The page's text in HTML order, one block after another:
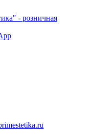
- розничная